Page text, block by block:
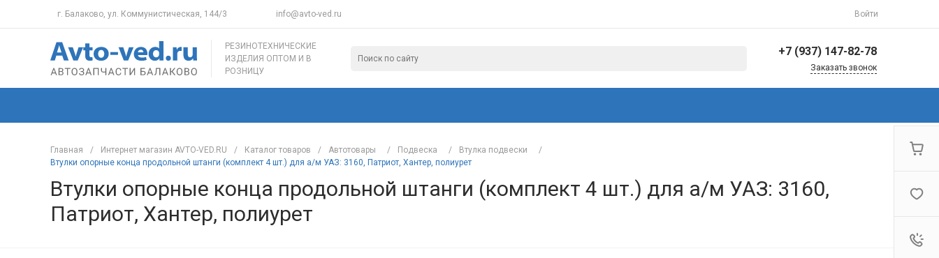
г. Балаково, ул. Коммунистическая, 144/3 info@avto-ved.ru Войти
РЕЗИНОТЕХНИЧЕСКИЕ
ИЗДЕЛИЯ ОПТОМ И В
РОЗНИЦУ
+7 (937) 147-82-78
Коммунистическая,
Заказать звонок
Главная / Интернет магазин AVTO-VED.RU / Каталог товаров / Автотовары / Подвеска / Втулка подвески
/
Втулки опорные конца продольной штанги (комплект 4 шт.) для а/м УАЗ: 3160, Патриот, Хантер, полиурет
Втулки опорные конца продольной штанги (комплект 4 шт.) для а/м УАЗ: 3160,
Патриот, Хантер, полиурет